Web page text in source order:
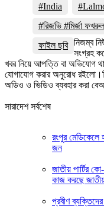
#India
#রিজভি #মির্জা
ফাইল ছবি নিজম্ব
সংগ্রহ
খবর নিয়ে আপত্তি বা অভিযোগ
যোগাযোগ করার অনুরোধ
অডিও ও ভিডিও ব্যবহার করা
সারাদেশ সর্বশেষ
রংপুর মেডিকেলে
জন
জাতীয় পার্টির
কাজ করছে জাতীয়
প্রবীণ